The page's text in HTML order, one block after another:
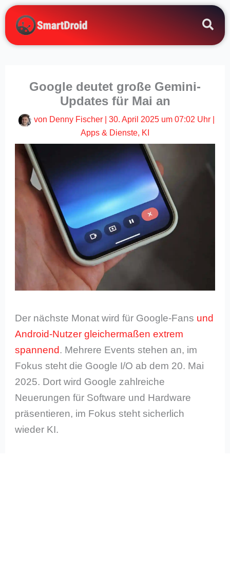
Zum
Inhalt
springen
Google deutet große Gemini-
Updates für Mai an
von Denny Fischer 30. April 2025 um 07:02 Uhr|
Apps & Dienste, KI
Der nächste Monat wird für Google-Fans und
Android-Nutzer gleichermaßen extrem
spannend. Mehrere Events stehen an, im
Fokus steht die Google I/O ab dem 20. Mai
2025. Dort wird Google zahlreiche
Neuerungen für Software und Hardware
präsentieren, im Fokus steht sicherlich
wieder KI.